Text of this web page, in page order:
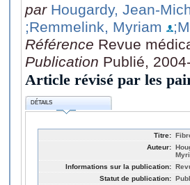
par Hougardy, Jean-
;Remmelink, Myriam
Référence Revue
Publication Publié,
Article révisé par les
DÉTAILS
Titre:
Auteur:
Informations sur la publication:
Statut de publication: